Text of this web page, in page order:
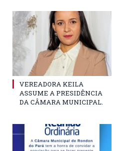
VEREADORA KEILA
ASSUME A PRESIDÊNCIA
DA CÂMARA MUNICIPAL.